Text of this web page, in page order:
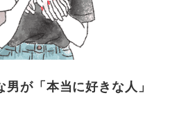
が「本当に好きな人」